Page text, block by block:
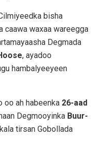
bisha
caawa waxaa wareegga
Degmada
, ayadoo
hambalyeeyeen
oo ah habeenka 26-aad
Degmooyinka Buur-
tirsan Gobollada